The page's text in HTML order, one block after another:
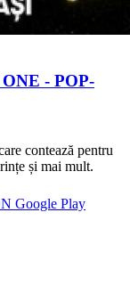
- POP-
contează pentru
și mai mult.
Google Play